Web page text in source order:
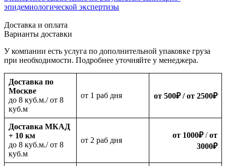
эпидемиологической экспертизы
Доставка и оплата
Варианты доставки
У компании есть услуга по дополнительной упаковке груза
при необходимости. Подробнее уточняйте у менеджера.
Доставка по
Москве
до 8 куб.м./ от 8
куб.м
oт 1 раб дня от 500₽/ от 2500₽
Доставка МКАД
+ 10 км
до 8 куб.м./ от 8
куб.м
oт 2 раб дня
от 1000₽/от
3000₽